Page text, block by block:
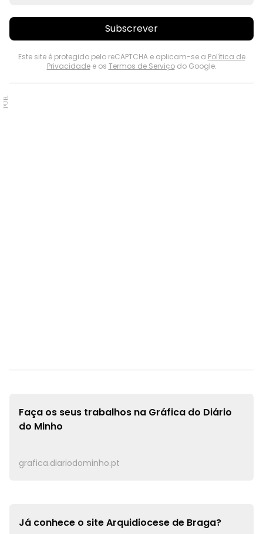
Subscrever
Este site é protegido pelo reCAPTCHA e aplicam-se a Política de
Privacidadee os Termos de Serviçodo Google.
PUB.
Faça os seus trabalhos na Gráfica do Diário
do Minho
grafica.diariodominho.pt
Já conhece o siteArquidiocese de Braga?